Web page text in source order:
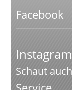
Facebook
Instagram
Schaut